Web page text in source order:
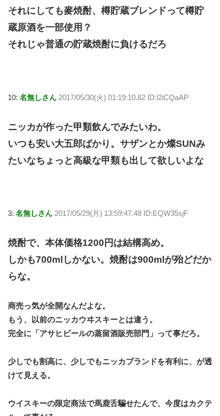
それにしても麥焼酎、樽貯蔵ブレンドって樽貯
蔵原酒を一部使用？
それじゃ普通の貯蔵焼酎に負けるだろ
10: 名無しさん 2017/05/30(火) 01:19:10.82 ID:l2iCQaAP
ニッカが作った甲類飲んでみたいわ。
いつも安い大五郎ばかり。サザンとか燦SUNみ
たいなちょっと高級な甲類も出して欲しいよな
3: 名無しさん 2017/05/29(月) 13:59:47.48 ID:EQW35sjF
焼酎で、本体価格1200円は結構高め。
しかも700mlしかない。焼酎は900mlが殆どだか
らな。
商売っ気が全開なんだよな。
もう、以前のニッカウヰスキーとは違う。
完全に「アサヒビールの蒸留酒販売部門」って事だろ。
少しでも割高に、少しでもニッカブランドを有利に、が透
けて見える。
ウイスキーの限定商法で馬鹿舌騙せたんで、今度はカクテ